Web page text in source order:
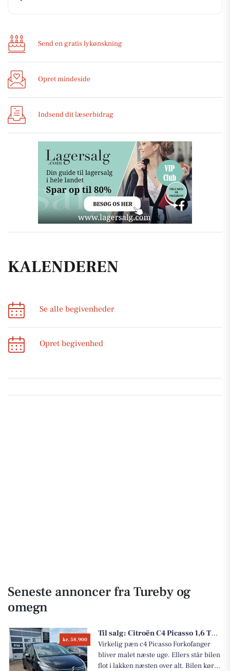
Send en gratis lykønskning
Opret mindeside
Indsend dit læserbidrag
KALENDEREN
Se alle begivenheder
Opret begivenhed
Seneste annoncer fra Tureby og
omegn
kr. 58.900
Til salg: Citroën C4 Picasso 1,6 THP 156 Intensive
Virkelig pæn c4 Picasso Forkofanger
bliver malet næste uge. Ellers står bilen
flot i lakken næsten over alt. Bilen kører